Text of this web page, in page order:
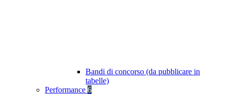
Bandi di concorso (da pubblicare in
tabelle)
Performance 6